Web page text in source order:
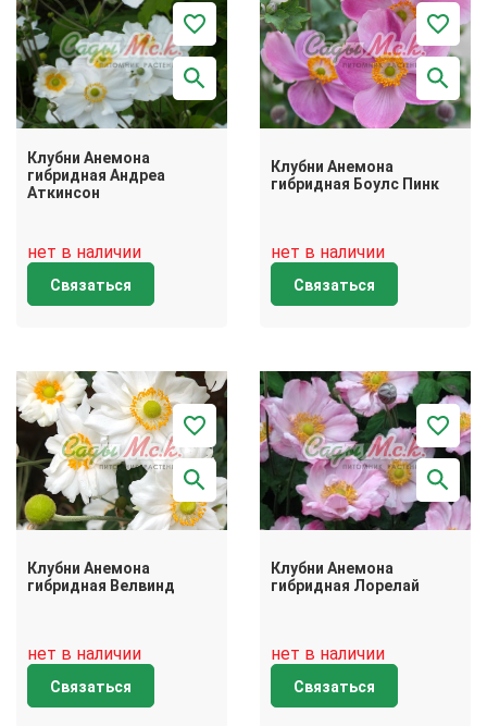
Клубни Анемона
гибридная Андреа
Аткинсон
нет в наличии
Связаться
Клубни Анемона
гибридная Боулс Пинк
нет в наличии
Связаться
Клубни Анемона
гибридная Велвинд
нет в наличии
Связаться
Клубни Анемона
гибридная Лорелай
нет в наличии
Связаться